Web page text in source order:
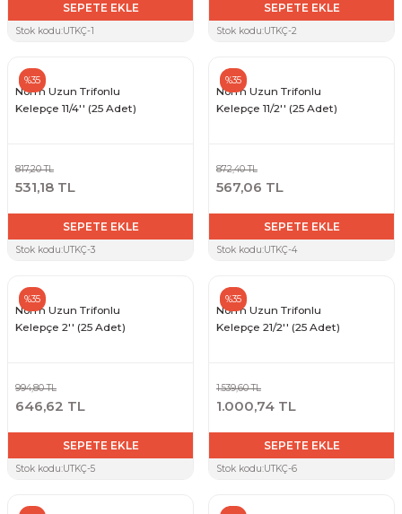
SEPETE EKLE
Stok kodu:UTKÇ-1
SEPETE EKLE
Stok kodu:UTKÇ-2
Norm Uzun Trifonlu
Kelepçe 11/4'' (25 Adet)
%35
817,20 TL
531,18 TL
SEPETE EKLE
Stok kodu:UTKÇ-3
Norm Uzun Trifonlu
Kelepçe 11/2'' (25 Adet)
%35
872,40 TL
567,06 TL
SEPETE EKLE
Stok kodu:UTKÇ-4
Norm Uzun Trifonlu
Kelepçe 2'' (25 Adet)
%35
994,80 TL
646,62 TL
SEPETE EKLE
Stok kodu:UTKÇ-5
Norm Uzun Trifonlu
Kelepçe 21/2'' (25 Adet)
%35
1.539,60 TL
1.000,74 TL
SEPETE EKLE
Stok kodu:UTKÇ-6